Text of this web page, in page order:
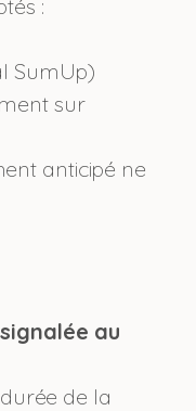
:
SumUp)
sur
anticipé ne
au
de la